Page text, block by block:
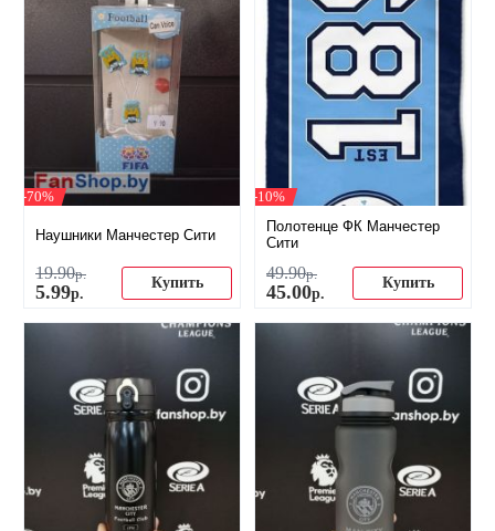
-70%
Наушники Манчестер Сити
19.90р.
5.99р.
Купить
-10%
Полотенце ФК Манчестер
Сити
49.90р.
45.00р.
Купить